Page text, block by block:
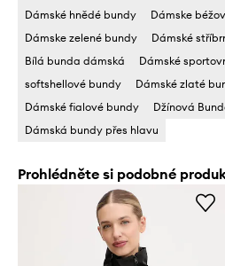
Dámské hnědé bundy
Dámske
Dámske zelené bundy
Dámské
Bílá bunda dámská
Dámské
softshellové bundy
Dámské zlaté
Dámské fialové bundy
Džínová
Dámská bundy přes hlavu
Prohlédněte si podobné